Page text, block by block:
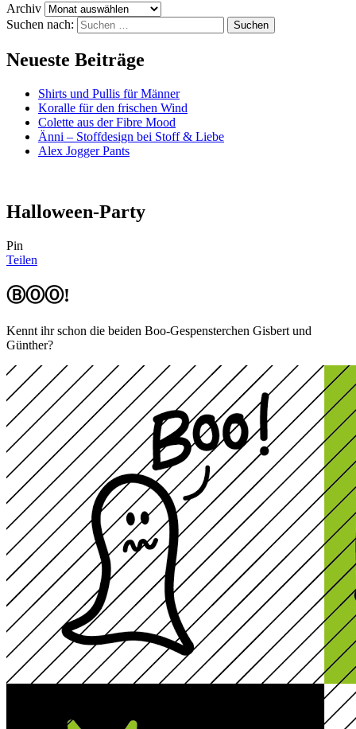
Archiv
Suchen nach:
Neueste Beiträge
Shirts und Pullis für Männer
Koralle für den frischen Wind
Colette aus der Fibre Mood
Änni – Stoffdesign bei Stoff & Liebe
Alex Jogger Pants
Halloween-Party
Pin
Teilen
ⒷⓄⓄ!
Kennt ihr schon die beiden Boo-Gespensterchen Gisbert und
Günther?